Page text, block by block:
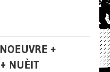
+
NUÈIT